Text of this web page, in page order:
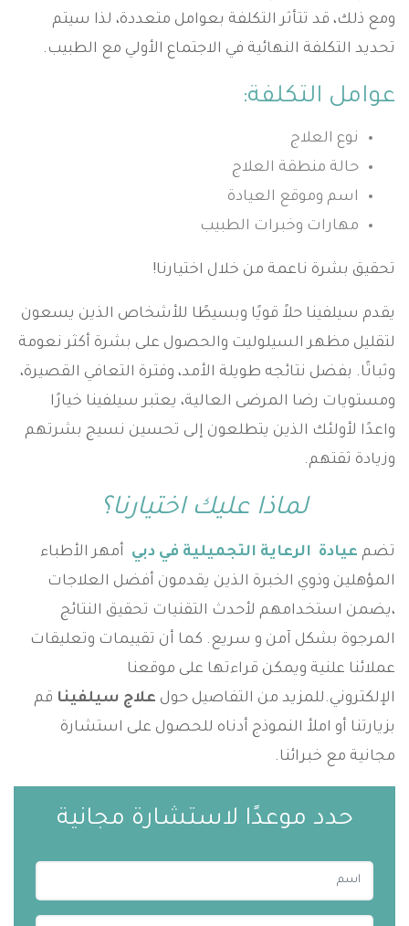
ومع ذلك، قد تتأثر التكلفة بعوامل متعددة، لذا سيتم
تحديد التكلفة النهائية في الاجتماع الأولي مع الطبيب.
عوامل التكلفة:
نوع العلاج
حالة منطقة العلاج
اسم وموقع العيادة
مهارات وخبرات الطبيب
تحقيق بشرة ناعمة من خلال اختيارنا!
يقدم سيلفينا حلاً قويًا وبسيطًا للأشخاص الذين يسعون
لتقليل مظهر السيلوليت والحصول على بشرة أكثر نعومة
وثباتًا. بفضل نتائجه طويلة الأمد، وفترة التعافي القصيرة،
ومستويات رضا المرضى العالية، يعتبر سيلفينا خيارًا
واعدًا لأولئك الذين يتطلعون إلى تحسين نسيج بشرتهم
وزيادة ثقتهم.
لماذا عليك اختيارنا؟
تضم عيادة الرعاية التجميلية في دبي أمهر الأطباء
المؤهلين وذوي الخبرة الذين يقدمون أفضل العلاجات
،يضمن استخدامهم لأحدث التقنيات تحقيق النتائج
المرجوة بشكل آمن و سريع. كما أن تقييمات وتعليقات
عملائنا علنية ويمكن قراءتها على موقعنا
الإلكتروني.للمزيد من التفاصيل حول علاج سيلفينا قم
بزيارتنا أو املأ النموذج أدناه للحصول على استشارة
مجانية مع خبرائنا.
حدد موعدًا لاستشارة مجانية